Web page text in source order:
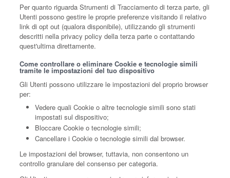
Per quanto riguarda Strumenti di Tracciamento di terza parte, gli
Utenti possono gestire le proprie preferenze visitando il relativo
link di opt out (qualora disponibile), utilizzando gli strumenti
descritti nella privacy policy della terza parte o contattando
quest'ultima direttamente.
Come controllare o eliminare Cookie e tecnologie simili
tramite le impostazioni del tuo dispositivo
Gli Utenti possono utilizzare le impostazioni del proprio browser
per:
Vedere quali Cookie o altre tecnologie simili sono stati
impostati sul dispositivo;
Bloccare Cookie o tecnologie simili;
Cancellare i Cookie o tecnologie simili dal browser.
Le impostazioni del browser, tuttavia, non consentono un
controllo granulare del consenso per categoria.
f
o
r
: